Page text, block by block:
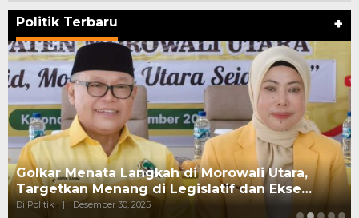
Politik Terbaru +
Pasangan Suami Istri di Palu Ditangkap Saat
Konsumsi dan Edarkan Sabu
Di Politik | Oktober 10, 2025